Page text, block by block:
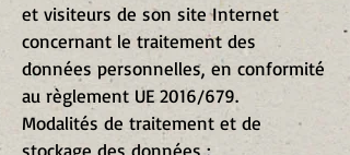
et visiteurs de son site Internet
concernant le traitement des
données personnelles, en conformité
au règlement UE 2016/679.
Modalités de traitement et de
stockage des données :